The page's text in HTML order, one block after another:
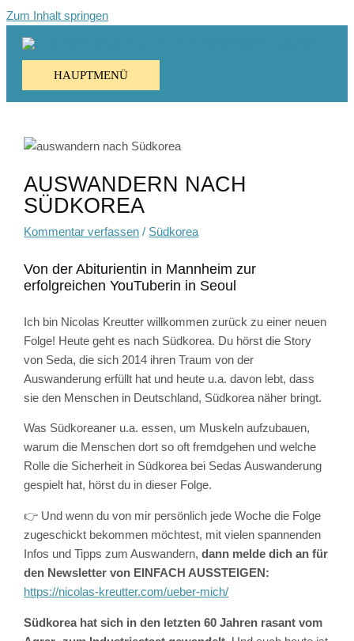
Zum Inhalt springen
HAUPTMENÜ
AUSWANDERN NACH
SÜDKOREA
Kommentar verfassen / Südkorea
Von der Abiturientin in Mannheim zur
erfolgreichen YouTuberin in Seoul
Ich bin Nicolas Kreutter willkommen zurück zu einer neuen
Folge! Heute geht es nach Südkorea. Du hörst die Story
von Seda, die sich 2014 ihren Traum von der
Auswanderung erfüllt hat und heute u.a. davon lebt, dass
sie den Menschen in Deutschland, Südkorea näher bringt.
Was Südkoreaner u.a. essen, um Muskeln aufzubauen,
warum die Menschen dort so oft fremdgehen und welche
Rolle die Sicherheit in Südkorea bei Sedas Auswanderung
gespielt hat, hörst du in dieser Folge.
👉 Und wenn du von mir persönlich jede Woche die Folge
zugeschickt bekommen möchtest, mit vielen spannenden
Infos und Tipps zum Auswandern,dann melde dich an für
den Newsletter von EINFACH AUSSTEIGEN:
https://nicolas-kreutter.com/ueber-mich/
Südkorea hat sich in den letzten 60 Jahren rasant vom